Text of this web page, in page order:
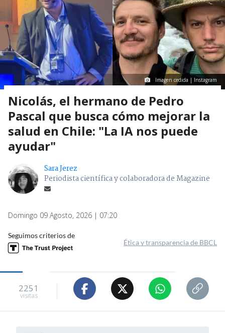
Imagen cedida | Instagram
Nicolás, el hermano de Pedro
Pascal que busca cómo mejorar la
salud en Chile: "La IA nos puede
ayudar"
Sara Jerez
Periodista científica y colaboradora de Magazine
Domingo 09 Agosto, 2026 | 07:20
Seguimos criterios de
Ética y transparencia de BBCL
2251
visitas